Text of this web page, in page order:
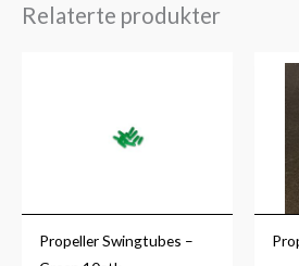
Relaterte produkter
Propeller Swingtubes –